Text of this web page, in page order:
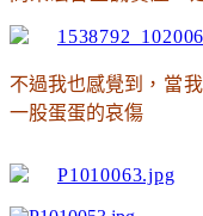
不過我也感覺到 ，當
一股蛋蛋的哀傷